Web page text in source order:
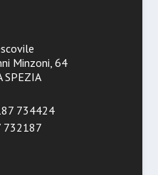
Minzoni, 64
SPEZIA
734424
732187